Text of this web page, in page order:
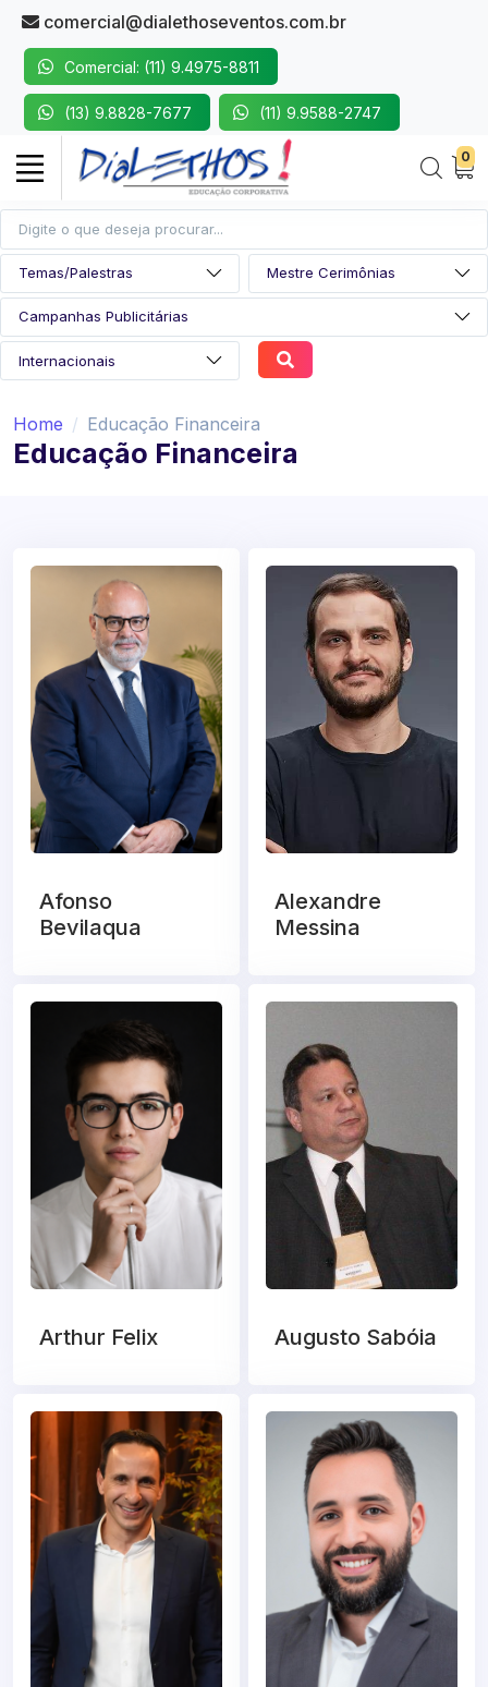
comercial@dialethoseventos.com.br
Comercial: (11) 9.4975-8811
(13) 9.8828-7677 (11) 9.9588-2747
0
Home Educação Financeira
Educação Financeira
Afonso
Bevilaqua
Alexandre
Messina
Arthur Felix Augusto Sabóia